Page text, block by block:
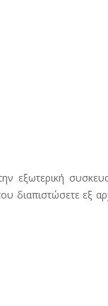
εξωτερική
διαπιστώσετε εξ